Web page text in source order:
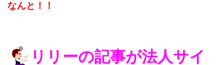
なんと！！
リリーの記事が法人サイ